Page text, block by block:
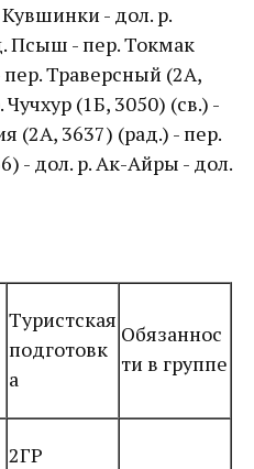
- дол. р.
Псыш - пер. Токмак
Траверсный (2А,
(1Б, 3050) (св.) -
(2А, 3637) (рад.) - пер.
- дол. р. Ак-Айры - дол.
Туристская
подготовк
а
Обязаннос
ти в группе
2ГР